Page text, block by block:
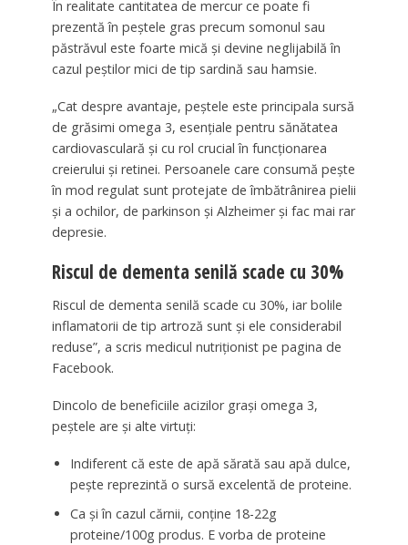
În realitate cantitatea de mercur ce poate fi
prezentă în peștele gras precum somonul sau
păstrăvul este foarte mică și devine neglijabilă în
cazul peștilor mici de tip sardină sau hamsie.
„Cat despre avantaje, peștele este principala sursă
de grăsimi omega 3, esențiale pentru sănătatea
cardiovasculară și cu rol crucial în funcționarea
creierului și retinei. Persoanele care consumă pește
în mod regulat sunt protejate de îmbătrânirea pielii
și a ochilor, de parkinson și Alzheimer și fac mai rar
depresie.
Riscul de dementa senilă scade cu 30%
Riscul de dementa senilă scade cu 30%, iar bolile
inflamatorii de tip artroză sunt și ele considerabil
reduse”, a scris medicul nutriționist pe pagina de
Facebook.
Dincolo de beneficiile acizilor grași omega 3,
peștele are și alte virtuți:
Indiferent că este de apă sărată sau apă dulce,
pește reprezintă o sursă excelentă de proteine.
Ca și în cazul cărnii, conține 18-22g
proteine/100g produs. E vorba de proteine